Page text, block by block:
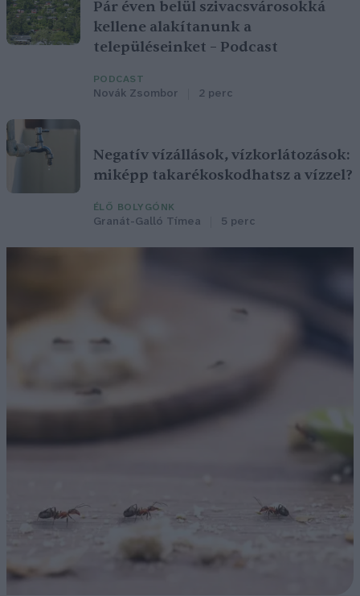
Pár éven belül szivacsvárosokká
kellene alakítanunk a
településeinket – Podcast
PODCAST
Novák Zsombor 2 perc
Negatív vízállások, vízkorlátozások:
miképp takarékoskodhatsz a vízzel?
ÉLŐ BOLYGÓNK
Granát-Galló Tímea 5 perc